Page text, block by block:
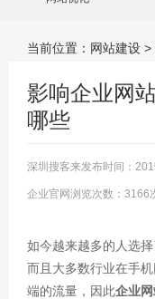
当前位置： 网站建设 >
影响企业网
哪些
深圳搜客来发布时间：
企业官网浏览次数：3166
如今越来越多的人选
而且大多数行业在手
端的流量，因此企业